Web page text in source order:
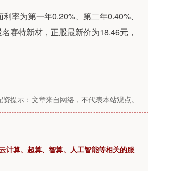
率为第一年0.20%、第二年0.40%、
赛特新材，正股最新价为18.46元，
提示：文章来自网络，不代表本站观点。
计算、超算、智算、人工智能等相关的服